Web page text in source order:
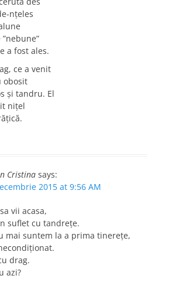
nțeles
a fost ales.
ce a venit
obosit
și tandru. El
nițel
Cristina says:
2015 at 9:56 AM
vii acasa,
suflet cu tandreţe.
mai suntem la a prima tinereţe,
drag.
azi?